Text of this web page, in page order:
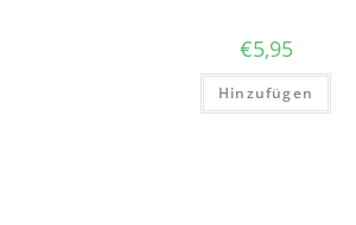
€5,95
Hinzufügen